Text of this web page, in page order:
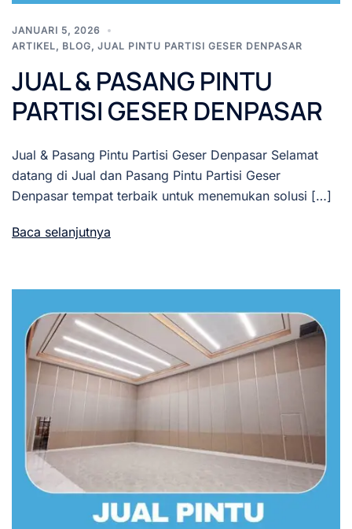
JANUARI 5, 2026
ARTIKEL, BLOG, JUAL PINTU PARTISI GESER DENPASAR
JUAL & PASANG PINTU
PARTISI GESER DENPASAR
Jual & Pasang Pintu Partisi Geser Denpasar Selamat
datang di Jual dan Pasang Pintu Partisi Geser
Denpasar tempat terbaik untuk menemukan solusi […]
Baca selanjutnya